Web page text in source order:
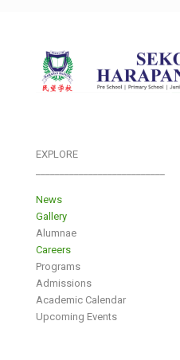
EXPLORE
News
Gallery
Alumnae
Careers
Programs
Admissions
Academic Calendar
Upcoming Events